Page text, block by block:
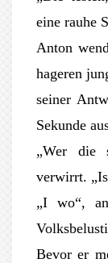
eine rauhe
Anton
hageren
seiner
Sekunde
„Wer die
verwirrt.
„I wo“,
Bevor er